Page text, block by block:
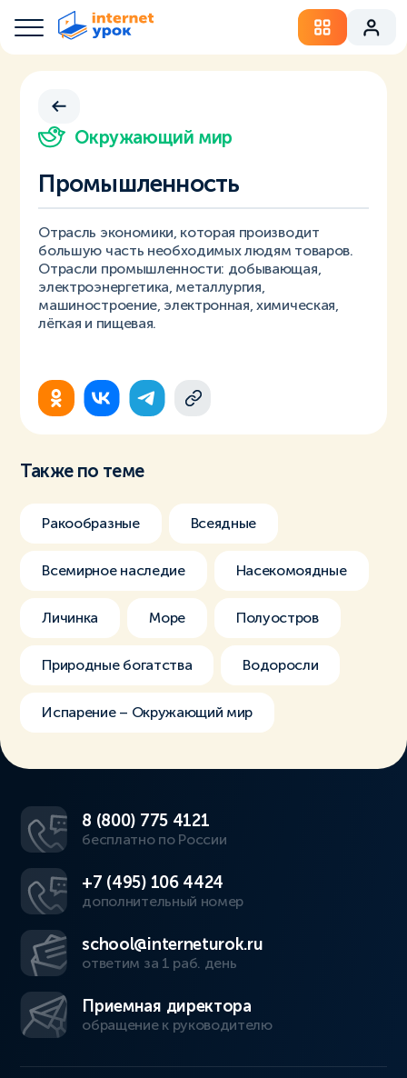
Окружающий мир
Промышленность
Отрасль экономики, которая производит
большую часть необходимых людям товаров.
Отрасли промышленности: добывающая,
электроэнергетика, металлургия,
машиностроение, электронная, химическая,
лёгкая и пищевая.
Также по теме
Ракообразные Всеядные
Всемирное наследие Насекомоядные
Личинка Море Полуостров
Природные богатства Водоросли
Испарение – Окружающий мир
8 (800) 775 4121
бесплатно по России
+7 (495) 106 4424
дополнительный номер
school@interneturok.ru
ответим за 1 раб. день
Приемная директора
обращение к руководителю